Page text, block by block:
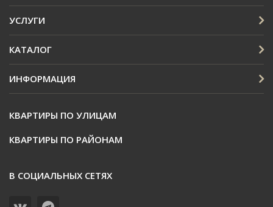
УСЛУГИ
КАТАЛОГ
ИНФОРМАЦИЯ
КВАРТИРЫ ПО УЛИЦАМ
КВАРТИРЫ ПО РАЙОНАМ
В СОЦИАЛЬНЫХ СЕТЯХ